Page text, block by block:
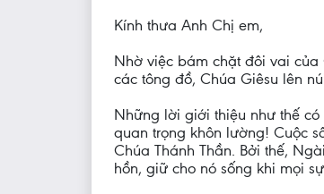
Kính thưa Anh Chị em,
Nhờ việc bám chặt đôi vai của
các tông đồ, Chúa Giêsu lên
Những lời giới thiệu như thế
quan trọng khôn lường! Cuộc
Chúa Thánh Thần. Bởi thế,
hồn, giữ cho nó sống khi mọi